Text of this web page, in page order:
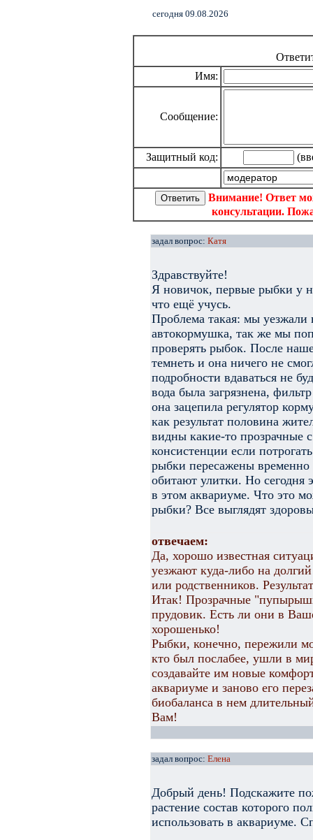
cегодня 09.08.2026
Имя:
Сообщение:
Защитный код:
Внимание! Ответ
консультации.
задал вопрос: Катя
Здравствуйте!
Я новичок, первые рыбки у
что ещё учусь.
Проблема такая: мы уезжали
автокормушка, так же мы
проверять рыбок. После
темнеть и она ничего не
подробности вдаваться не
вода была загрязнена,
она зацепила регулятор
как результат половина
видны какие-то
консистенции если
рыбки пересажены
обитают улитки. Но сегодня
в этом аквариуме. Что это
рыбки? Все выглядят
отвечаем:
Да, хорошо известная
уезжают куда-либо на
или родственников.
Итак! Прозрачные
прудовик. Есть ли они в
хорошенько!
Рыбки, конечно, пережили
кто был послабее, ушли в
создавайте им новые
аквариуме и заново его
биобаланса в нем
Вам!
задал вопрос: Елена
Добрый день! Подскажите
растение состав которого
использовать в аквариуме.